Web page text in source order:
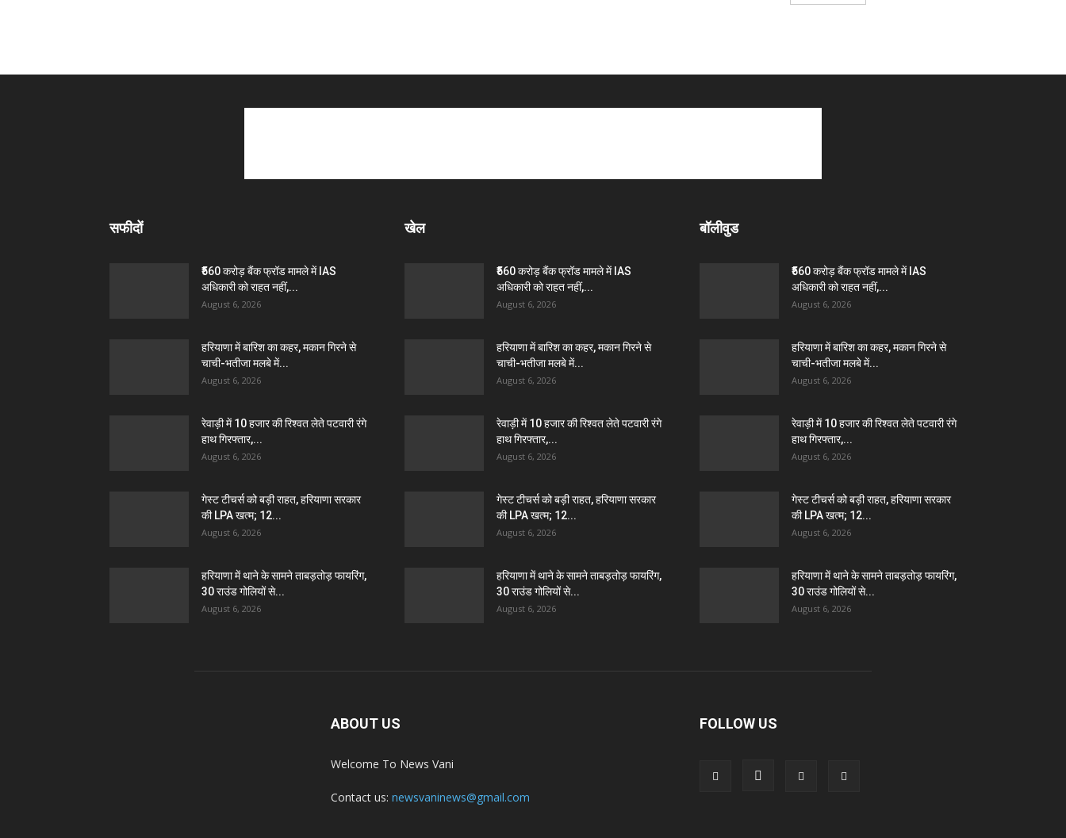
सफीदों
₹560 करोड़ बैंक फ्रॉड मामले में IAS
अधिकारी को राहत नहीं,...
August 6, 2026
हरियाणा में बारिश का कहर, मकान गिरने से
चाची-भतीजा मलबे में...
August 6, 2026
रेवाड़ी में 10 हजार की रिश्वत लेते पटवारी रंगे
हाथ गिरफ्तार,...
August 6, 2026
गेस्ट टीचर्स को बड़ी राहत, हरियाणा सरकार
की LPA खत्म; 12...
August 6, 2026
हरियाणा में थाने के सामने ताबड़तोड़ फायरिंग,
30 राउंड गोलियों से...
August 6, 2026
खेल
₹560 करोड़ बैंक फ्रॉड मामले में IAS
अधिकारी को राहत नहीं,...
August 6, 2026
हरियाणा में बारिश का कहर, मकान गिरने से
चाची-भतीजा मलबे में...
August 6, 2026
रेवाड़ी में 10 हजार की रिश्वत लेते पटवारी रंगे
हाथ गिरफ्तार,...
August 6, 2026
गेस्ट टीचर्स को बड़ी राहत, हरियाणा सरकार
की LPA खत्म; 12...
August 6, 2026
हरियाणा में थाने के सामने ताबड़तोड़ फायरिंग,
30 राउंड गोलियों से...
August 6, 2026
बॉलीवुड
₹560 करोड़ बैंक फ्रॉड मामले में IAS
अधिकारी को राहत नहीं,...
August 6, 2026
हरियाणा में बारिश का कहर, मकान गिरने से
चाची-भतीजा मलबे में...
August 6, 2026
रेवाड़ी में 10 हजार की रिश्वत लेते पटवारी रंगे
हाथ गिरफ्तार,...
August 6, 2026
गेस्ट टीचर्स को बड़ी राहत, हरियाणा सरकार
की LPA खत्म; 12...
August 6, 2026
हरियाणा में थाने के सामने ताबड़तोड़ फायरिंग,
30 राउंड गोलियों से...
August 6, 2026
ABOUT US
Welcome To News Vani
Contact us: newsvaninews@gmail.com
FOLLOW US